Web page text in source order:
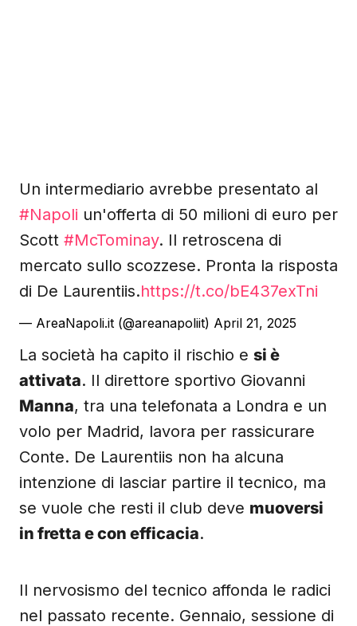
Un intermediario avrebbe presentato al
#Napoli un'offerta di 50 milioni di euro per
Scott #McTominay. Il retroscena di
mercato sullo scozzese. Pronta la risposta
di De Laurentiis.https://t.co/bE437exTni
— AreaNapoli.it (@areanapoliit) April 21, 2025
La società ha capito il rischio e si è
attivata. Il direttore sportivo Giovanni
Manna, tra una telefonata a Londra e un
volo per Madrid, lavora per rassicurare
Conte. De Laurentiis non ha alcuna
intenzione di lasciar partire il tecnico, ma
se vuole che resti il club deve muoversi
in fretta e con efficacia.
Il nervosismo del tecnico affonda le radici
nel passato recente. Gennaio, sessione di